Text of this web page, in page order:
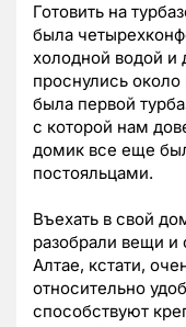
Готовить на
была
холодной водой и
проснулись около
была первой
с которой нам
домик все еще
постояльцами.
Въехать в свой
разобрали вещи и
Алтае, кстати,
относительно
способствуют